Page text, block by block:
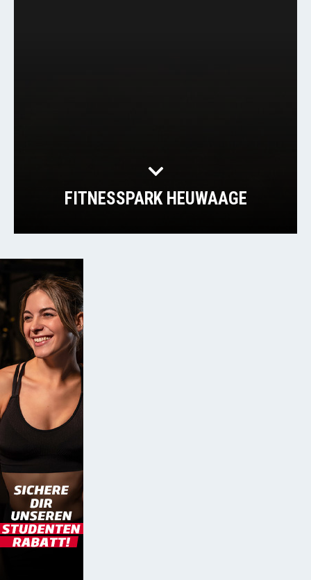
FITNESSPARK HEUWAAGE